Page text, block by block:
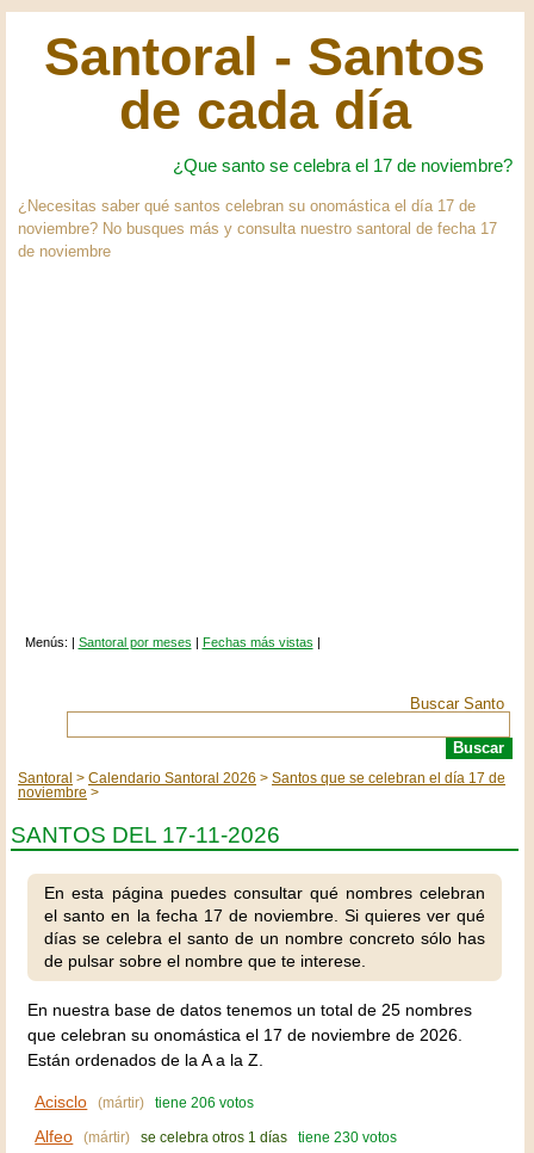
Santoral - Santos
de cada día
¿Que santo se celebra el 17 de noviembre?
¿Necesitas saber qué santos celebran su onomástica el día 17 de
noviembre? No busques más y consulta nuestro santoral de fecha 17
de noviembre
Menús: | Santoral por meses | Fechas más vistas |
Buscar Santo
Santoral Calendario Santoral 2026
Santos que se celebran el día 17 de
noviembre
SANTOS DEL 17-11-2026
En esta página puedes consultar qué nombres celebran
el santo en la fecha 17 de noviembre. Si quieres ver qué
días se celebra el santo de un nombre concreto sólo has
de pulsar sobre el nombre que te interese.
En nuestra base de datos tenemos un total de 25 nombres
que celebran su onomástica el 17 de noviembre de 2026.
Están ordenados de la A a la Z.
Acisclo (mártir) tiene 206 votos
Alfeo (mártir) se celebra otros 1 días tiene 230 votos